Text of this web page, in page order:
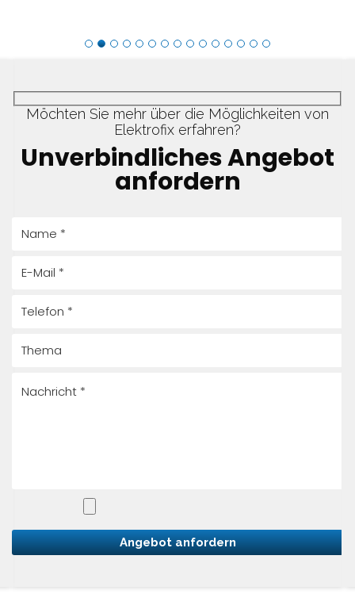
Möchten Sie mehr über die Möglichkeiten von
Elektrofix erfahren?
Unverbindliches Angebot
anfordern
Angebot anfordern